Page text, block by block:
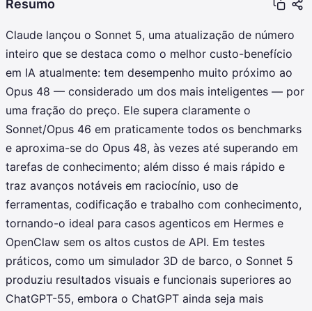
Resumo
Claude lançou o Sonnet 5, uma atualização de número
inteiro que se destaca como o melhor custo-benefício
em IA atualmente: tem desempenho muito próximo ao
Opus 48 — considerado um dos mais inteligentes — por
uma fração do preço. Ele supera claramente o
Sonnet/Opus 46 em praticamente todos os benchmarks
e aproxima-se do Opus 48, às vezes até superando em
tarefas de conhecimento; além disso é mais rápido e
traz avanços notáveis em raciocínio, uso de
ferramentas, codificação e trabalho com conhecimento,
tornando-o ideal para casos agenticos em Hermes e
OpenClaw sem os altos custos de API. Em testes
práticos, como um simulador 3D de barco, o Sonnet 5
produziu resultados visuais e funcionais superiores ao
ChatGPT-55, embora o ChatGPT ainda seja mais